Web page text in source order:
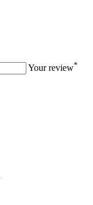
Your review*